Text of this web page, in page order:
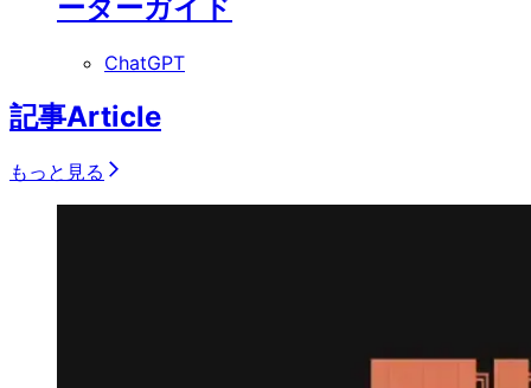
ーターガイド
ChatGPT
記事Article
もっと見る